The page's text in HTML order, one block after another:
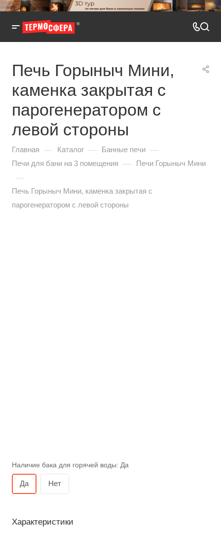
Печь Горыныч Мини,
каменка закрытая с
парогенератором с
левой стороны
Главная — Каталог — Банные печи —
Печи для бани на 3 помещения — Печи Горыныч Мини
—
Печь Горыныч Мини, каменка закрытая с
парогенератором с левой стороны
Наличие бака для горячей воды: Да
Да Нет
Характеристики